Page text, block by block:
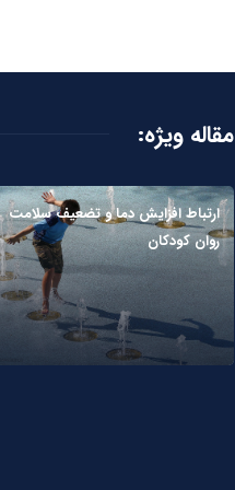
مقاله ویژه:
ارتباط افزایش دما و تضعیف سلامت
روان کودکان